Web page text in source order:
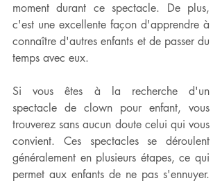
moment durant ce spectacle. De plus,
c'est une excellente façon d'apprendre à
connaître d'autres enfants et de passer du
temps avec eux.
Si vous êtes à la recherche d'un
spectacle de clown pour enfant, vous
trouverez sans aucun doute celui qui vous
convient. Ces spectacles se déroulent
généralement en plusieurs étapes, ce qui
permet aux enfants de ne pas s'ennuyer.